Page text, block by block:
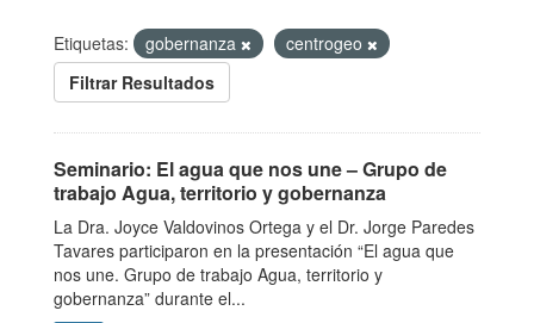
Etiquetas: gobernanza
centrogeo
Filtrar Resultados
Seminario: El agua que nos une – Grupo de
trabajo Agua, territorio y gobernanza
La Dra. Joyce Valdovinos Ortega y el Dr. Jorge Paredes
Tavares participaron en la presentación “El agua que
nos une. Grupo de trabajo Agua, territorio y
gobernanza” durante el...